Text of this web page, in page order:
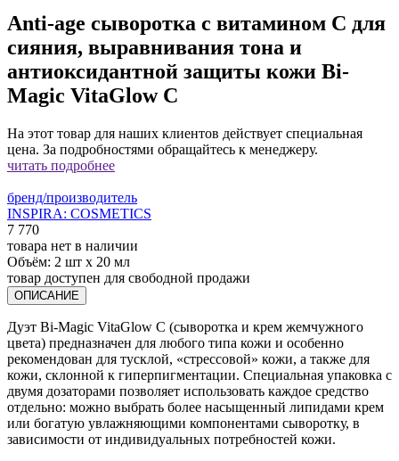
Anti-age сыворотка с витамином С для
сияния, выравнивания тона и
антиоксидантной защиты кожи Bi-
Magic VitaGlow C
На этот товар для наших клиентов действует специальная
цена. За подробностями обращайтесь к менеджеру.
читать подробнее
бренд/производитель
INSPIRA: COSMETICS
7 770
товара нет в наличии
Объём: 2 шт х 20 мл
товар доступен для свободной продажи
ОПИСАНИЕ
Дуэт Bi-Magic VitaGlow C (сыворотка и крем жемчужного
цвета) предназначен для любого типа кожи и особенно
рекомендован для тусклой, «стрессовой» кожи, а также для
кожи, склонной к гиперпигментации. Специальная упаковка с
двумя дозаторами позволяет использовать каждое средство
отдельно: можно выбрать более насыщенный липидами крем
или богатую увлажняющими компонентами сыворотку, в
зависимости от индивидуальных потребностей кожи.